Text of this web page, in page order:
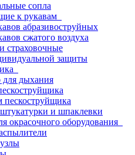
сопла
к рукавам
абразивоструйных
сжатого воздуха
страховочные
защиты
для дыхания
пескоструйщика
и шпаклевки
окрасочного оборудования